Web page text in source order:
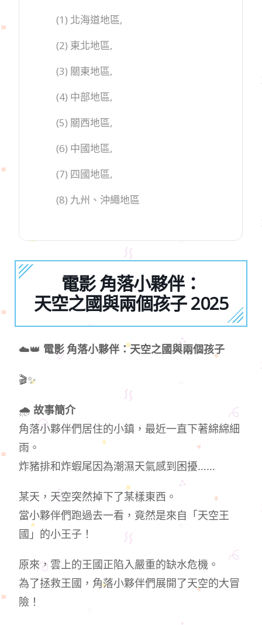
(1) 北海道地區,
(2) 東北地區,
(3) 關東地區,
(4) 中部地區,
(5) 關西地區,
(6) 中國地區,
(7) 四國地區,
(8) 九州、沖繩地區
電影 角落小夥伴：
天空之國與兩個孩子 2025
☁️👑 電影 角落小夥伴：天空之國與兩個孩子
🎬✨
🌧️故事簡介
角落小夥伴們居住的小鎮，最近一直下著綿綿細
雨。
炸豬排和炸蝦尾因為潮濕天氣感到困擾……
某天，天空突然掉下了某樣東西。
當小夥伴們跑過去一看，竟然是來自「天空王
國」的小王子！
原來，雲上的王國正陷入嚴重的缺水危機。
為了拯救王國，角落小夥伴們展開了天空的大冒
險！